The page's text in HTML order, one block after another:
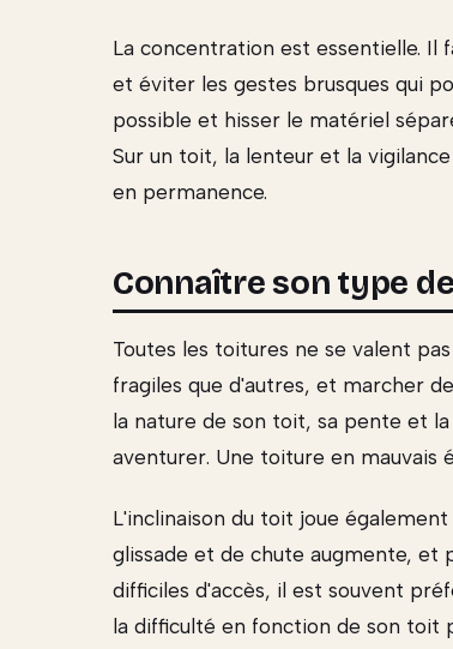
La concentration est essentielle.
et éviter les gestes brusques qui
possible et hisser le matériel
Sur un toit, la lenteur et la
en permanence.
Connaître son type
Toutes les toitures ne se valent
fragiles que d'autres, et marcher
la nature de son toit, sa pente et
aventurer. Une toiture en mauvais
L'inclinaison du toit joue
glissade et de chute augmente, et
difficiles d'accès, il est souvent
la difficulté en fonction de son toit